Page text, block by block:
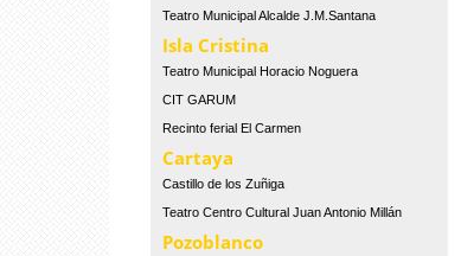
Teatro Municipal Alcalde J.M.Santana
Isla Cristina
Teatro Municipal Horacio Noguera
CIT GARUM
Recinto ferial El Carmen
Cartaya
Castillo de los Zuñiga
Teatro Centro Cultural Juan Antonio Millán
Pozoblanco